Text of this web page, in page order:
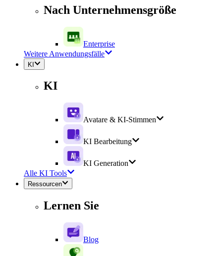
Nach Unternehmensgröße
Enterprise
Weitere Anwendungsfälle
KI
KI
Avatare & KI-Stimmen
KI Bearbeitung
KI Generation
Alle KI Tools
Ressourcen
Lernen Sie
Blog